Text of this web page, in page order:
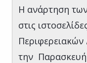
Η ανάρτηση
στις
Περιφερειακών
την